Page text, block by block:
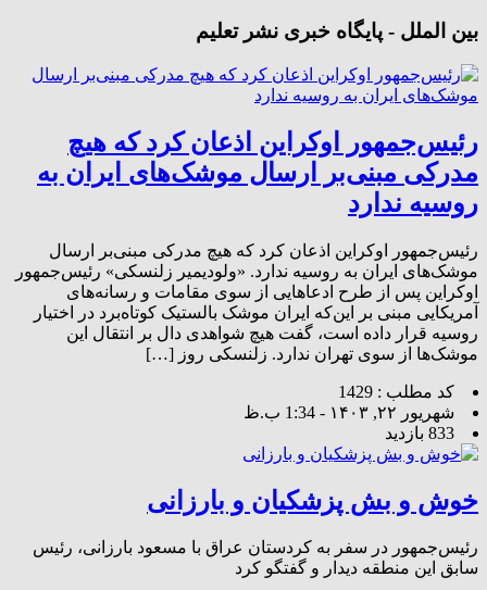
بین الملل - پایگاه خبری نشر تعلیم
رئیس‌جمهور اوکراین اذعان کرد که هیچ
مدرکی مبنی‌بر ارسال موشک‌های ایران به
روسیه ندارد
رئیس‌جمهور اوکراین اذعان کرد که هیچ مدرکی مبنی‌بر ارسال
موشک‌های ایران به روسیه ندارد. «ولودیمیر زلنسکی» رئیس‌جمهور
اوکراین پس از طرح ادعاهایی از سوی مقامات و رسانه‌های
آمریکایی مبنی بر این‌که ایران موشک بالستیک کوتاه‌برد در اختیار
روسیه قرار داده است، گفت هیچ شواهدی دال بر انتقال این
موشک‌ها از سوی تهران ندارد. زلنسکی روز […]
کد مطلب : 1429
شهریور ۲۲, ۱۴۰۳ - 1:34 ب.ظ
833 بازدید
خوش و بش پزشکیان و بارزانی
رئیس‌جمهور در سفر به کردستان عراق با مسعود بارزانی، رئیس
سابق این منطقه دیدار و گفتگو کرد